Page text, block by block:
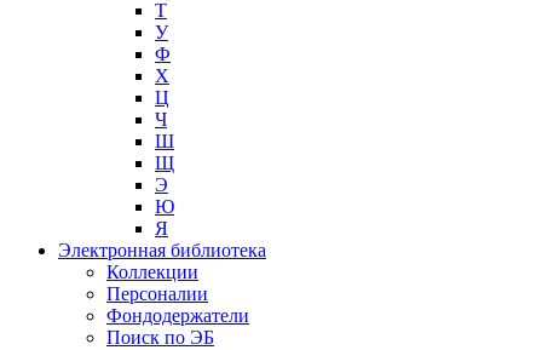
Т
У
Ф
Х
Ц
Ч
Ш
Щ
Э
Ю
Я
Электронная библиотека
Коллекции
Персоналии
Фондодержатели
Поиск по ЭБ